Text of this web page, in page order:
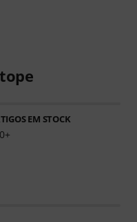
EM STOCK